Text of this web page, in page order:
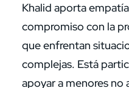
Khalid aporta
compromiso con la
que enfrentan
complejas. Está
apoyar a menores no